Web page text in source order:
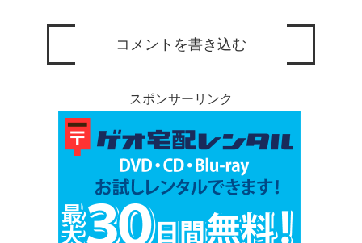
コメントを書き込む
スポンサーリンク